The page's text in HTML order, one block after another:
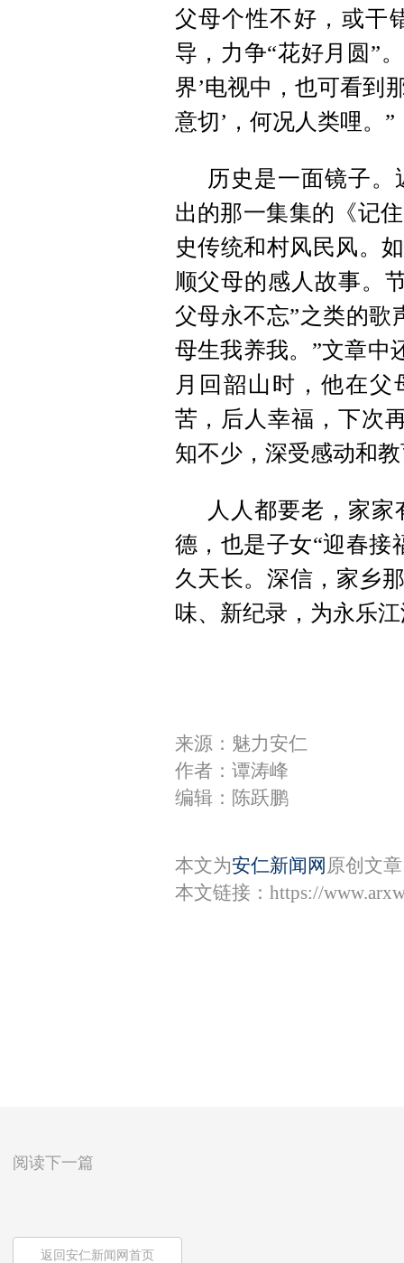
父母个性不好，或干
导，力争“花好月圆”
界’电视中，也可看到
意切’，何况人类哩。”
历史是一面镜子
出的那一集集的《记
史传统和村风民风。
顺父母的感人故事。
父母永不忘”之类的歌
母生我养我。”文章中
月回韶山时，他在
苦，后人幸福，下次
知不少，深受感动和
人人都要老，家
德，也是子女“迎春接
久天长。深信，家乡
味、新纪录，为永乐
来源：魅力安仁
作者：谭涛峰
编辑：陈跃鹏
本文为安仁新闻网 原创文
本文链接： https://
阅读下一篇
返回安仁新闻网首页